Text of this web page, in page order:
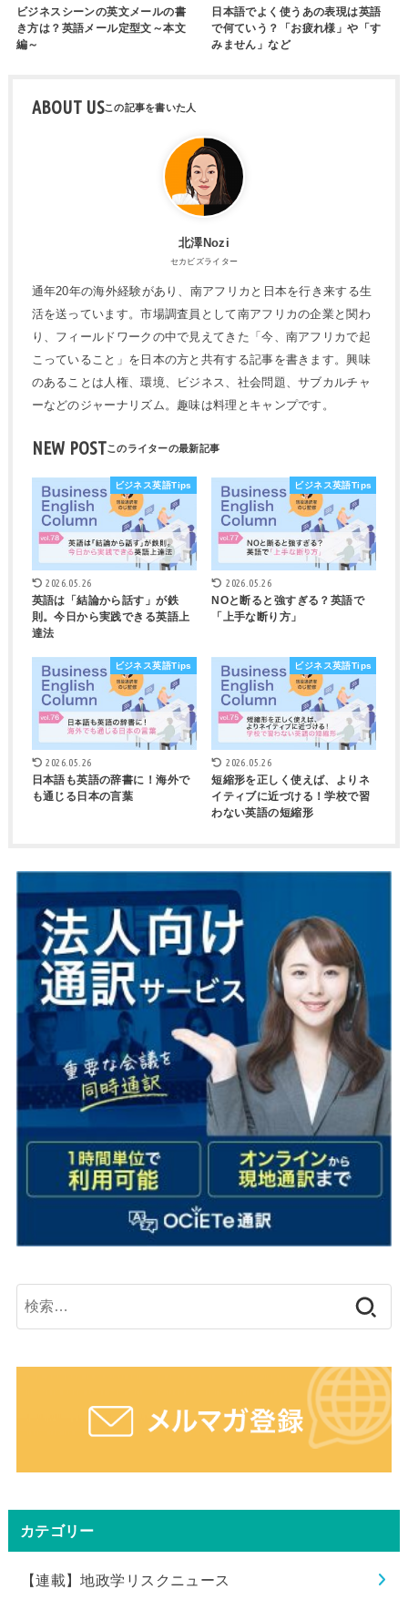
ビジネスシーンの英文メールの書
き方は？英語メール定型文～本文
編～
日本語でよく使うあの表現は英語
で何ていう？「お疲れ様」や「す
みません」など
ABOUT US
北澤Nozi
セカビズライター
通年20年の海外経験があり、南アフリカと日本を行き来する生
活を送っています。市場調査員として南アフリカの企業と関わ
り、フィールドワークの中で見えてきた「今、南アフリカで起
こっていること」を日本の方と共有する記事を書きます。興味
のあることは人権、環境、ビジネス、社会問題、サブカルチャ
ーなどのジャーナリズム。趣味は料理とキャンプです。
NEW POST
ビジネス英語Tips
2026.05.26
英語は「結論から話す」が鉄
則。今日から実践できる英語上
達法
ビジネス英語Tips
2026.05.26
NOと断ると強すぎる？英語で
「上手な断り方」
ビジネス英語Tips
2026.05.26
日本語も英語の辞書に！海外で
も通じる日本の言葉
ビジネス英語Tips
2026.05.26
短縮形を正しく使えば、よりネ
イティブに近づける！学校で習
わない英語の短縮形
索:
カテゴリー
【連載】地政学リスクニュース